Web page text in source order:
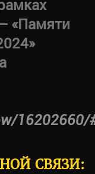
«Памяти
16202660/
СВЯЗИ: